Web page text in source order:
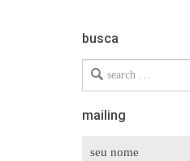
busca
Search
mailing